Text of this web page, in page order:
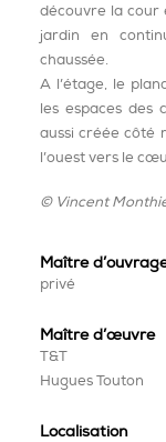
découvre la cour
jardin en
chaussée.
A l’étage, le
les espaces des
aussi créée côté
l’ouest vers le
© Vincent
Maître
privé
Maîtred’œuvre
T&T
Hugues Touton
Localisation